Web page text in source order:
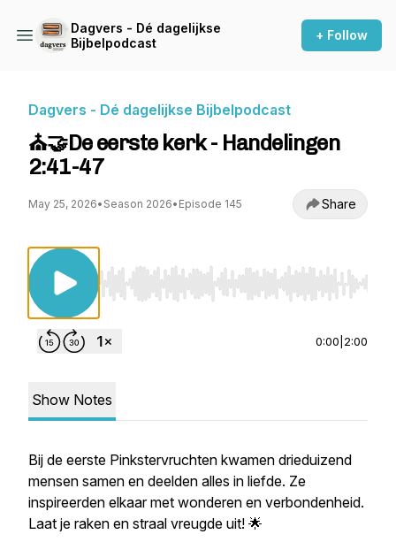
Dagvers - Dé dagelijkse
Bijbelpodcast
+ Follow
Dagvers - Dé dagelijkse Bijbelpodcast
⛪️🤝De eerste kerk - Handelingen
2:41-47
May 25, 2026• Season 2026• Episode 145 Share
Use Left/Right to seek, Home/End to jump to
0:00 2:00
Show Notes
Bij de eerste Pinkstervruchten kwamen drieduizend
mensen samen en deelden alles in liefde. Ze
inspireerden elkaar met wonderen en verbondenheid.
Laat je raken en straal vreugde uit! 🌟